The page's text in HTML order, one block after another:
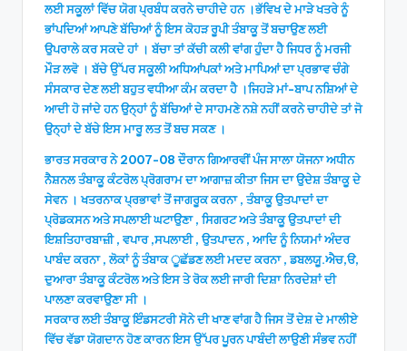
ਲਈ ਸਕੂਲਾਂ ਵਿੱਚ ਯੋਗ ਪ੍ਰਬੰਧ ਕਰਨੇ ਚਾਹੀਦੇ ਹਨ ।ਭੱਵਿਖ ਦੇ ਮਾੜੇ ਖਤਰੇ ਨੂੰ
ਭਾਂਪਦਿਆਂ ਆਪਣੇ ਬੱਚਿਆਂ ਨੂੰ ਇਸ ਕੋਹੜ ਰੂਪੀ ਤੰਬਾਕੂ ਤੋਂ ਬਚਾਉਣ ਲਈ
ਉਪਰਾਲੇ ਕਰ ਸਕਦੇ ਹਾਂ । ਬੱਚਾ ਤਾਂ ਕੱਚੀ ਕਲੀ ਵਾਂਗ ਹੁੰਦਾ ਹੈ ਜਿਧਰ ਨੂੰ ਮਰਜੀ
ਮੌੜ ਲਵੋ । ਬੱਚੇ ਉੱਪਰ ਸਕੂਲੀ ਅਧਿਆਂਪਕਾਂ ਅਤੇ ਮਾਪਿਆਂ ਦਾ ਪ੍ਰਭਾਵ ਚੰਗੇ
ਸੰਸਕਾਰ ਦੇਣ ਲਈ ਬਹੁਤ ਵਧੀਆ ਕੰਮ ਕਰਦਾ ਹੈ ।ਜਿਹੜੇ ਮਾਂ-ਬਾਪ ਨਸ਼ਿਆਂ ਦੇ
ਆਦੀ ਹੋ ਜਾਂਦੇ ਹਨ ਉਨ੍ਹਾਂ ਨੂੰ ਬੱਚਿਆਂ ਦੇ ਸਾਹਮਣੇ ਨਸ਼ੇ ਨਹੀਂ ਕਰਨੇ ਚਾਹੀਦੇ ਤਾਂ ਜੋ
ਉਨ੍ਹਾਂ ਦੇ ਬੱਚੇ ਇਸ ਮਾਰੂ ਲਤ ਤੋਂ ਬਚ ਸਕਣ ।
ਭਾਰਤ ਸਰਕਾਰ ਨੇ 2007-08 ਦੌਰਾਨ ਗਿਆਰਵੀਂ ਪੰਜ ਸਾਲਾ ਯੋਜਨਾ ਅਧੀਨ
ਨੈਸ਼ਨਲ ਤੰਬਾਕੂ ਕੰਟਰੋਲ ਪ੍ਰੋਗਰਾਮ ਦਾ ਆਗਾਜ਼ ਕੀਤਾ ਜਿਸ ਦਾ ਉਦੇਸ਼ ਤੰਬਾਕੂ ਦੇ
ਸੇਵਨ । ਖਤਰਨਾਕ ਪ੍ਰਭਾਵਾਂ ਤੋਂ ਜਾਗਰੂਕ ਕਰਨਾ , ਤੰਬਾਕੂ ਉਤਪਾਦਾਂ ਦਾ
ਪ੍ਰੋਡਕਸਨ ਅਤੇ ਸਪਲਾਈ ਘਟਾਉਣਾ , ਸਿਗਰਟ ਅਤੇ ਤੰਬਾਕੂ ਉਤਪਾਦਾਂ ਦੀ
ਇਸ਼ਤਿਹਾਰਬਾਜ਼ੀ , ਵਪਾਰ ,ਸਪਲਾਈ , ਉਤਪਾਦਨ , ਆਦਿ ਨੂੰ ਨਿਯਮਾਂ ਅੰਦਰ
ਪਾਬੰਦ ਕਰਨਾ , ਲੋਕਾਂ ਨੂੰ ਤੰਬਾਕ ੂਛੱਡਣ ਲਈ ਮਦਦ ਕਰਨਾ , ਡਬਲਯੂ.ਐਚ,ੳ,
ਦੁਆਰਾ ਤੰਬਾਕੂ ਕੰਟਰੋਲ ਅਤੇ ਇਸ ਤੇ ਰੋਕ ਲਈ ਜਾਰੀ ਦਿਸ਼ਾ ਨਿਰਦੇਸ਼ਾਂ ਦੀ
ਪਾਲਣਾ ਕਰਵਾਉਣਾ ਸੀ ।
ਸਰਕਾਰ ਲਈ ਤੰਬਾਕੂ ਇੰਡਸਟਰੀ ਸੋਨੇ ਦੀ ਖਾਣ ਵਾਂਗ ਹੈ ਜਿਸ ਤੋਂ ਦੇਸ਼ ਦੇ ਮਾਲੀਏ
ਵਿੱਚ ਵੱਡਾ ਯੋਗਦਾਨ ਹੋਣ ਕਾਰਨ ਇਸ ਉੱਪਰ ਪੂਰਨ ਪਾਬੰਦੀ ਲਾਉਣੀ ਸੰਭਵ ਨਹੀਂ